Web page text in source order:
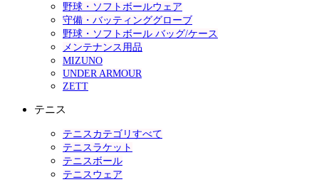
野球・ソフトボールウェア
守備・バッティンググローブ
野球・ソフトボール バッグ/ケース
メンテナンス用品
MIZUNO
UNDER ARMOUR
ZETT
テニス
テニスカテゴリすべて
テニスラケット
テニスボール
テニスウェア